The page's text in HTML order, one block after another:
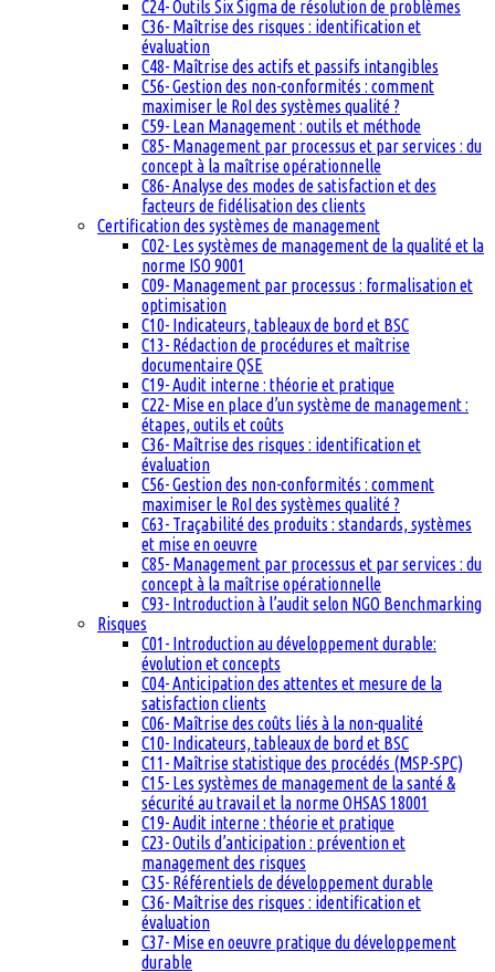
C24- Outils Six Sigma de résolution de problèmes
C36- Maîtrise des risques : identification et
évaluation
C48- Maîtrise des actifs et passifs intangibles
C56- Gestion des non-conformités : comment
maximiser le RoI des systèmes qualité ?
C59- Lean Management : outils et méthode
C85- Management par processus et par services : du
concept à la maîtrise opérationnelle
C86- Analyse des modes de satisfaction et des
facteurs de fidélisation des clients
Certification des systèmes de management
C02- Les systèmes de management de la qualité et la
norme ISO 9001
C09- Management par processus : formalisation et
optimisation
C10- Indicateurs, tableaux de bord et BSC
C13- Rédaction de procédures et maîtrise
documentaire QSE
C19- Audit interne : théorie et pratique
C22- Mise en place d’un système de management :
étapes, outils et coûts
C36- Maîtrise des risques : identification et
évaluation
C56- Gestion des non-conformités : comment
maximiser le RoI des systèmes qualité ?
C63- Traçabilité des produits : standards, systèmes
et mise en oeuvre
C85- Management par processus et par services : du
concept à la maîtrise opérationnelle
C93- Introduction à l’audit selon NGO Benchmarking
Risques
C01- Introduction au développement durable:
évolution et concepts
C04- Anticipation des attentes et mesure de la
satisfaction clients
C06- Maîtrise des coûts liés à la non-qualité
C10- Indicateurs, tableaux de bord et BSC
C11- Maîtrise statistique des procédés (MSP-SPC)
C15- Les systèmes de management de la santé &
sécurité au travail et la norme OHSAS 18001
C19- Audit interne : théorie et pratique
C23- Outils d’anticipation : prévention et
management des risques
C35- Référentiels de développement durable
C36- Maîtrise des risques : identification et
évaluation
C37- Mise en oeuvre pratique du développement
durable